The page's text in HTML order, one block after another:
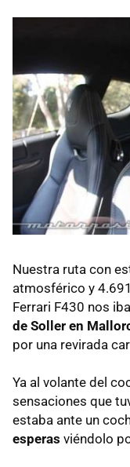
Nuestra ruta con
atmosférico y
Ferrari F430 nos
de Soller en
por una revirada
Ya al volante del
sensaciones que
estaba ante un
esperas viéndolo